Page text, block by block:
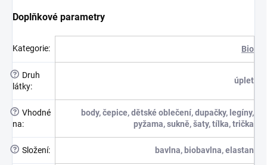
Doplňkové parametry
Kategorie: Bio
?
Druh
látky:
úplet
? Vhodné
na:
body, čepice, dětské oblečení, dupačky, legíny,
pyžama, sukně, šaty, tílka, trička
? Složení: bavlna, biobavlna, elastan